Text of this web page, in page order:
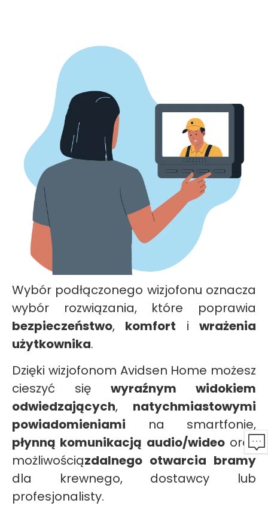
Wybór podłączonego wizjofonu oznacza
wybór rozwiązania, które poprawia
bezpieczeństwo, komfort iwrażenia
użytkownika.
Dzięki wizjofonom Avidsen Home możesz
cieszyć się wyraźnym widokiem
odwiedzających, natychmiastowymi
powiadomieniami na smartfonie,
płynną komunikacją audio/wideooraz
możliwościązdalnego otwarcia bramy
dla krewnego, dostawcy lub
profesjonalisty.